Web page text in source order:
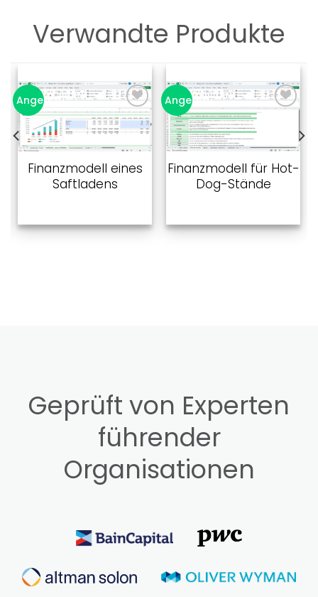
Verwandte Produkte
Angebot!
Zu
hinzufügen
Finanzmodell eines
Saftladens
Angebot!
Favoriten
hinzufügen
Finanzmodell für Hot-
Dog-Stände
Geprüft von Experten
führender
Organisationen